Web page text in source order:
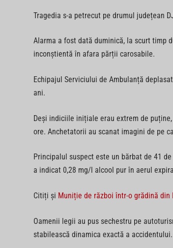
Tragedia s-a petrecut pe drumul județean
Alarma a fost dată duminică, la scurt timp
inconștientă în afara părții carosabile.
Echipajul Serviciului de Ambulanță
ani.
Deși indiciile inițiale erau extrem de
ore. Anchetatorii au scanat imagini de pe
Principalul suspect este un bărbat de 41
a indicat 0,28 mg/l alcool pur în aerul
Citiți și Muniție de război într-o grădină
Oamenii legii au pus sechestru pe
stabilească dinamica exactă a accidentului.